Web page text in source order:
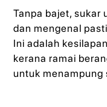
Tanpa bajet, sukar
dan mengenal
Ini adalah
kerana ramai
untuk menampung